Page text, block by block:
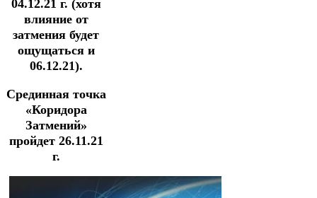
04.12.21 г. (хотя
влияние от
затмения будет
ощущаться и
06.12.21).
Срединная точка
«Коридора
Затмений»
пройдет 26.11.21
г.